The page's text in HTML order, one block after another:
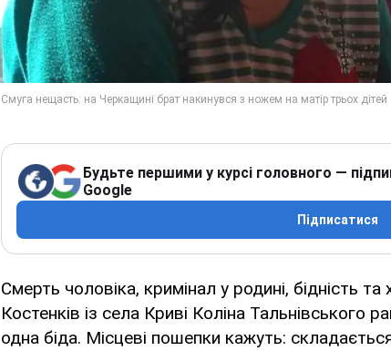
Будьте першими у курсі головного —
Google
Підписатися
Смерть чоловіка, кримінал у родині, бідність та
Костенків із села Криві Коліна Тальнівського
одна біда. Місцеві пошепки кажуть: